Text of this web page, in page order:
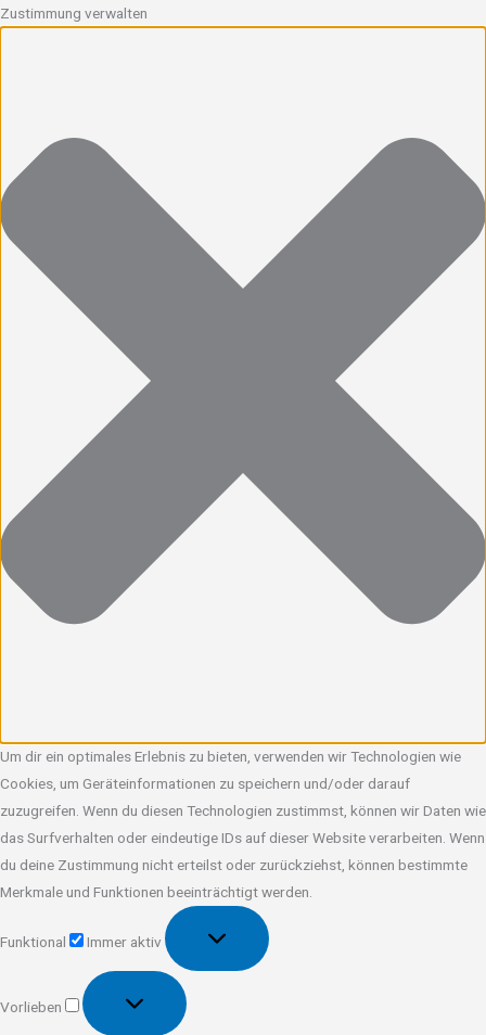
Zustimmung verwalten
Um dir ein optimales Erlebnis zu bieten, verwenden wir Technologien wie
Cookies, um Geräteinformationen zu speichern und/oder darauf
zuzugreifen. Wenn du diesen Technologien zustimmst, können wir Daten wie
das Surfverhalten oder eindeutige IDs auf dieser Website verarbeiten. Wenn
du deine Zustimmung nicht erteilst oder zurückziehst, können bestimmte
Merkmale und Funktionen beeinträchtigt werden.
Funktional
Immer aktiv
Vorlieben
Vorlieben